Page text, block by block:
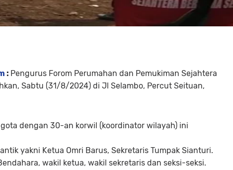
: Pengurus Forom Perumahan dan Pemukiman Sejahtera
Sabtu (31/8/2024) di Jl Selambo, Percut Seituan,
dengan 30-an korwil (koordinator wilayah) ini
yakni Ketua Omri Barus, Sekretaris Tumpak Sianturi.
wakil ketua, wakil sekretaris dan seksi-seksi.